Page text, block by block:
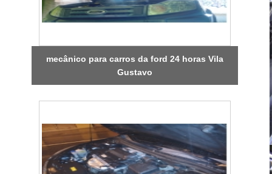
mecânico para carros da ford 24 horas Vila
Gustavo